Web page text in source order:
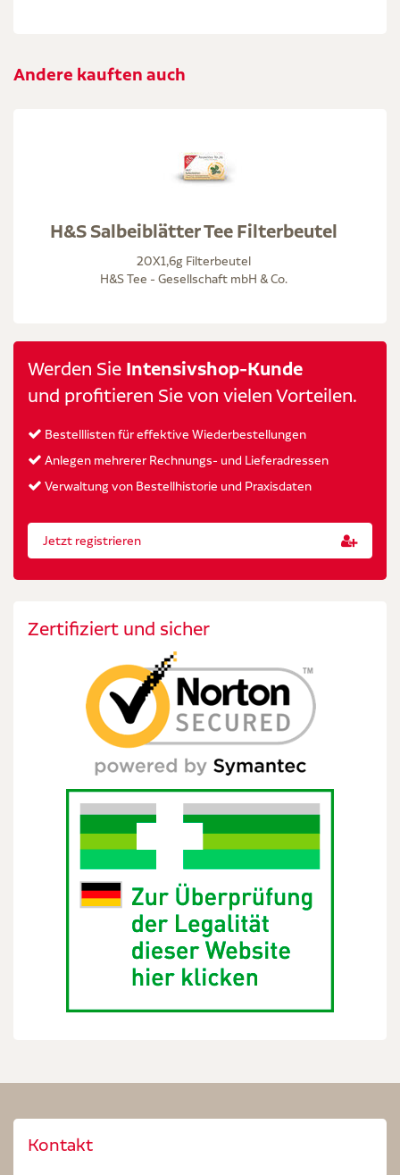
Andere kauften auch
H&S Salbeiblätter Tee Filterbeutel
20X1,6g Filterbeutel
H&S Tee - Gesellschaft mbH & Co.
Werden Sie Intensivshop-Kunde
und profitieren Sie von vielen Vorteilen.
Bestelllisten für effektive Wiederbestellungen
Anlegen mehrerer Rechnungs- und Lieferadressen
Verwaltung von Bestellhistorie und Praxisdaten
Jetzt registrieren
Zertifiziert und sicher
Kontakt